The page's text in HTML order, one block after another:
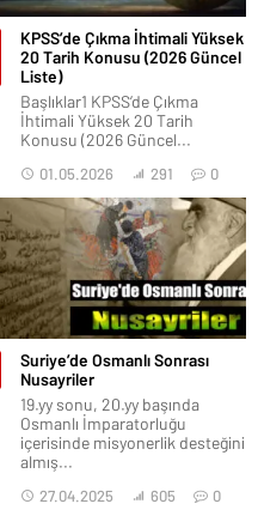
KPSS’de Çıkma İhtimali Yüksek
20 Tarih Konusu (2026 Güncel
Liste)
Başlıklar1 KPSS’de Çıkma
İhtimali Yüksek 20 Tarih
Konusu (2026 Güncel...
01.05.2026 291 0
Suriye’de Osmanlı Sonrası
Nusayriler
19.yy sonu, 20.yy başında
Osmanlı İmparatorluğu
içerisinde misyonerlik desteğini
almış...
27.04.2025 605 0